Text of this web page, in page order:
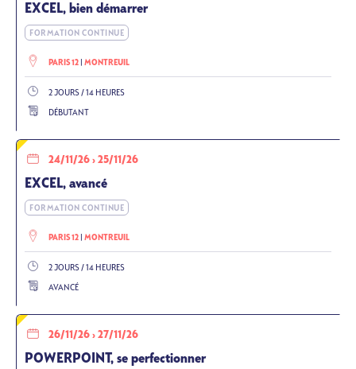
EXCEL, bien démarrer
FORMATION CONTINUE
PARIS 12 MONTREUIL
2 JOURS / 14 HEURES
DÉBUTANT
24/11/26 › 25/11/26
EXCEL, avancé
FORMATION CONTINUE
PARIS 12 MONTREUIL
2 JOURS / 14 HEURES
AVANCÉ
26/11/26 › 27/11/26
POWERPOINT, se perfectionner